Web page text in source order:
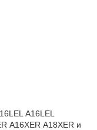
А16LЕL
А16ХЕR А18ХЕR и